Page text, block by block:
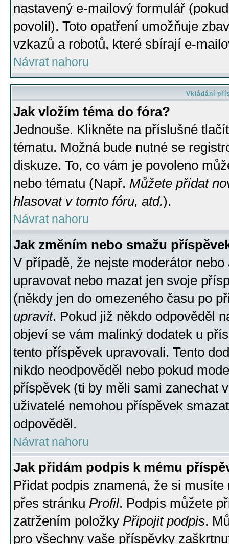
nastavený e-mailový formulář
povolil). Toto opatření umožňuje
vzkazů a robotů, které sbírají e-
Návrat nahoru
Vkládání
Jak vložím téma do fóra?
Jednouše. Klikněte na příslušné
tématu. Možná bude nutné se
diskuze. To, co vám je povoleno
nebo tématu (Např. Můžete přidat
hlasovat v tomto fóru, atd.).
Návrat nahoru
Jak změním nebo smažu
V případě, že nejste moderátor
upravovat nebo mazat jen svoje
(někdy jen do omezeného času po
upravit. Pokud již někdo odpověděl
objeví se vám malinký dodatek u
tento příspěvek upravovali. Tento
nikdo neodpověděl nebo pokud
příspěvek (ti by měli sami zanechat
uživatelé nemohou příspěvek
odpověděl.
Návrat nahoru
Jak přidám podpis k mému
Přidat podpis znamená, že si
přes stránku Profil. Podpis můžete
zatržením položky Připojit podpis.
pro všechny vaše příspěvky